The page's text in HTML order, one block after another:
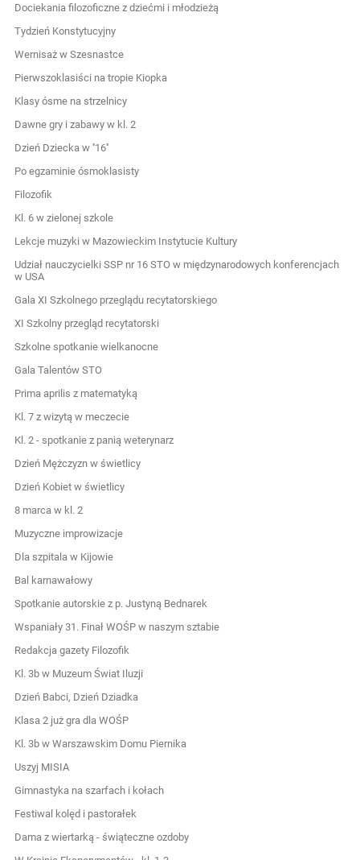
Dociekania filozoficzne z dziećmi i młodzieżą
Tydzień Konstytucyjny
Wernisaż w Szesnastce
Pierwszoklasiści na tropie Kiopka
Klasy ósme na strzelnicy
Dawne gry i zabawy w kl. 2
Dzień Dziecka w ''16''
Po egzaminie ósmoklasisty
Filozofik
Kl. 6 w zielonej szkole
Lekcje muzyki w Mazowieckim Instytucie Kultury
Udział nauczycielki SSP nr 16 STO w międzynarodowych konferencjach
w USA
Gala XI Szkolnego przeglądu recytatorskiego
XI Szkolny przegląd recytatorski
Szkolne spotkanie wielkanocne
Gala Talentów STO
Prima aprilis z matematyką
Kl. 7 z wizytą w meczecie
Kl. 2 - spotkanie z panią weterynarz
Dzień Mężczyzn w świetlicy
Dzień Kobiet w świetlicy
8 marca w kl. 2
Muzyczne improwizacje
Dla szpitala w Kijowie
Bal karnawałowy
Spotkanie autorskie z p. Justyną Bednarek
Wspaniały 31. Finał WOŚP w naszym sztabie
Redakcja gazety Filozofik
Kl. 3b w Muzeum Świat Iluzji
Dzień Babci, Dzień Dziadka
Klasa 2 już gra dla WOŚP
Kl. 3b w Warszawskim Domu Piernika
Uszyj MISIA
Gimnastyka na szarfach i kołach
Festiwal kolęd i pastorałek
Dama z wiertarką - świąteczne ozdoby